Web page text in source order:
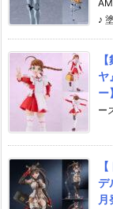
♪
ヤ
ー
ー
デ